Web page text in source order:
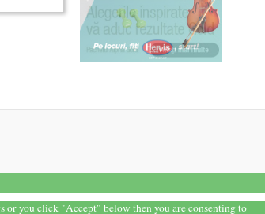
or you click "Accept" below then you are consenting to